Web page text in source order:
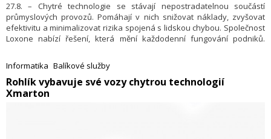
27.8. – Chytré technologie se stávají nepostradatelnou součástí
průmyslových provozů. Pomáhají v nich snižovat náklady, zvyšovat
efektivitu a minimalizovat rizika spojená s lidskou chybou. Společnost
Loxone nabízí řešení, která mění každodenní fungování podniků.
provoz Dobšických těstovin. Moderní technologie zde přinášejí nejen
výrazné úspory, ale také klíčovou konkurenční výhodu.
Informatika Balíkové služby
​Rohlík vybavuje své vozy chytrou technologií
Xmarton